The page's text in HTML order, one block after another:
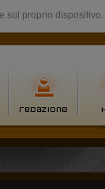
sul proprio dispositivo.